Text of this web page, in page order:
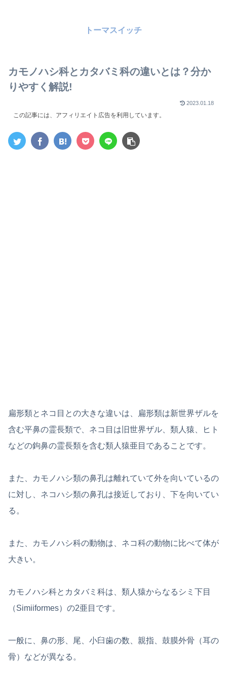
トーマスイッチ
カモノハシ科とカタバミ科の違いとは？分か
りやすく解説!
2023.01.18
この記事には、アフィリエイト広告を利用しています。
扁形類とネコ目との大きな違いは、扁形類は新世界ザルを
含む平鼻の霊長類で、ネコ目は旧世界ザル、類人猿、ヒト
などの鉤鼻の霊長類を含む類人猿亜目であることです。
また、カモノハシ類の鼻孔は離れていて外を向いているの
に対し、ネコハシ類の鼻孔は接近しており、下を向いてい
る。
また、カモノハシ科の動物は、ネコ科の動物に比べて体が
大きい。
カモノハシ科とカタバミ科は、類人猿からなるシミ下目
（Simiiformes）の2亜目です。
一般に、鼻の形、尾、小臼歯の数、親指、鼓膜外骨（耳の
骨）などが異なる。